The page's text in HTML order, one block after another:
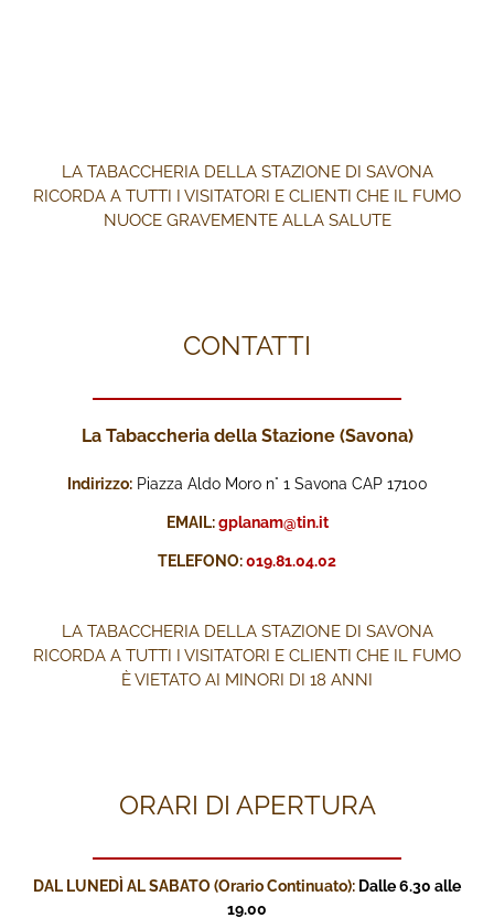
LA TABACCHERIA DELLA STAZIONE DI SAVONA
RICORDA A TUTTI I VISITATORI E CLIENTI CHE IL FUMO
NUOCE GRAVEMENTE ALLA SALUTE
CONTATTI
La Tabaccheria della Stazione (Savona)
Indirizzo:Piazza Aldo Moro n° 1 Savona CAP 17100
EMAIL: gplanam@tin.it
TELEFONO:019.81.04.02
LA TABACCHERIA DELLA STAZIONE DI SAVONA
RICORDA A TUTTI I VISITATORI E CLIENTI CHE IL FUMO
È VIETATO AI MINORI DI 18 ANNI
ORARI DI APERTURA
DAL LUNEDÌ AL SABATO (Orario Continuato): Dalle 6.30 alle
19.00